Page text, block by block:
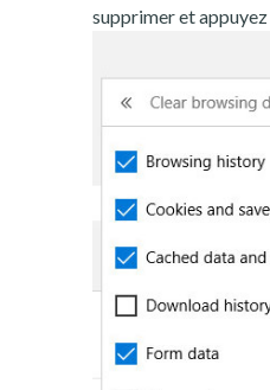
supprimer et